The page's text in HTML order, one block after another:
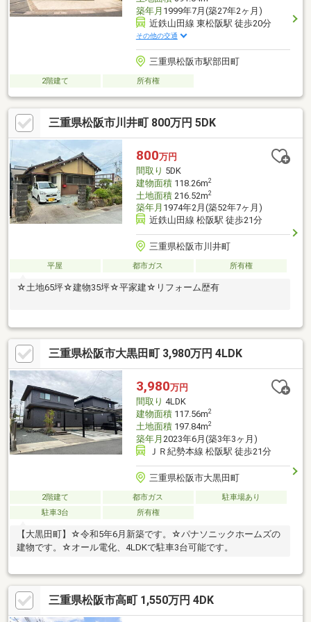
築年月 1999年7月(築27年2ヶ月)
近鉄山田線 東松阪駅 徒歩20分
その他の交通
三重県松阪市駅部田町
2階建て 所有権
三重県松阪市川井町 800万円 5DK
800万円
間取り 5DK
建物面積118.26m2
土地面積216.52m2
築年月 1974年2月(築52年7ヶ月)
近鉄山田線 松阪駅 徒歩21分
三重県松阪市川井町
平屋 都市ガス 所有権
☆土地65坪☆建物35坪☆平家建☆リフォーム歴有
三重県松阪市大黒田町 3,980万円 4LDK
3,980万円
間取り 4LDK
建物面積117.56m2
土地面積197.84m2
築年月 2023年6月(築3年3ヶ月)
ＪＲ紀勢本線 松阪駅 徒歩21分
三重県松阪市大黒田町
2階建て 都市ガス
駐車場あり
駐車3台
所有権
【大黒田町】☆令和5年6月新築です。☆パナソニックホームズの
建物です。☆オール電化、4LDKで駐車3台可能です。
三重県松阪市高町 1,550万円 4DK